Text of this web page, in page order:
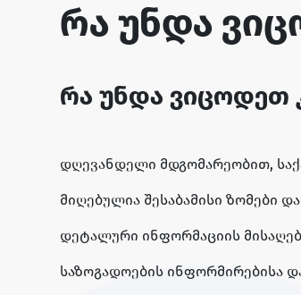
რა უნდა
რა უნდა ვიცოდეთ
დღევანდელი მდგომარეობით,
მიღებულია შესაბამისი ზომები
დეტალური ინფორმაციის
საზოგადოების ინფორმირებისა